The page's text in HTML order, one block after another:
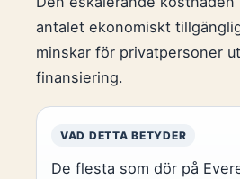
antalet ekonomiskt
minskar för privatpersoner
finansiering.
VAD DETTA BETYDER
De flesta som dör på